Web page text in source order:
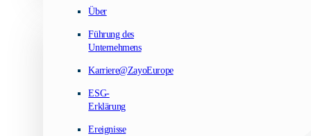
Über
Führung des
Unternehmens
Karriere@ZayoEurope
ESG-
Erklärung
Ereignisse